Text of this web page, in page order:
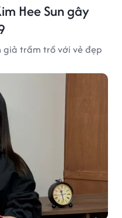
Hee Sun gây
giả trầm trồ với vẻ đẹp